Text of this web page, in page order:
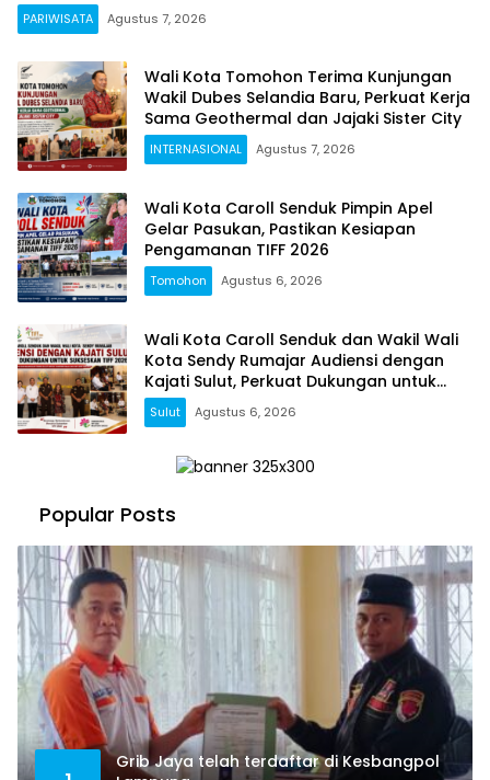
PARIWISATA Agustus 7, 2026
Wali Kota Tomohon Terima Kunjungan
Wakil Dubes Selandia Baru, Perkuat Kerja
Sama Geothermal dan Jajaki Sister City
INTERNASIONAL Agustus 7, 2026
Wali Kota Caroll Senduk Pimpin Apel
Gelar Pasukan, Pastikan Kesiapan
Pengamanan TIFF 2026
Tomohon Agustus 6, 2026
Wali Kota Caroll Senduk dan Wakil Wali
Kota Sendy Rumajar Audiensi dengan
Kajati Sulut, Perkuat Dukungan untuk
Sukseskan TIFF 2026
Sulut Agustus 6, 2026
Popular Posts
Grib Jaya telah terdaftar di Kesbangpol